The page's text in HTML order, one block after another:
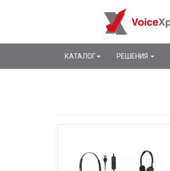
КАТАЛОГ РЕШЕНИЯ